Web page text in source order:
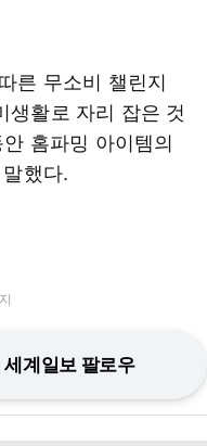
른 무소비 챌린지
생활로 자리 잡은 것
홈파밍 아이템의
했다.
세계일보 팔로우